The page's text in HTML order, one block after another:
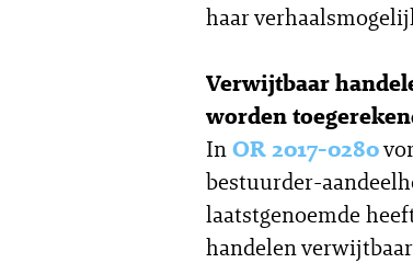
haar
Verwijtbaar
worden
InOR 2017-0280
bestuurder-
laatstgenoemde
handelen